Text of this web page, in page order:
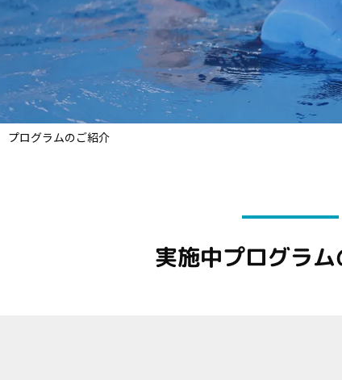
プログラムのご紹介
実施中プログラ